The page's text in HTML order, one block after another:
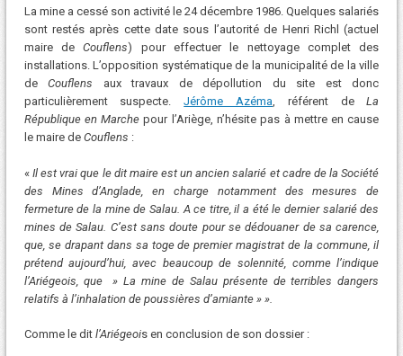
La mine a cessé son activité le 24 décembre 1986. Quelques salariés
sont restés après cette date sous l’autorité de Henri Richl (actuel
maire deCouflens) pour effectuer le nettoyage complet des
installations. L’opposition systématique de la municipalité de la ville
deCouflens aux travaux de dépollution du site est donc
particulièrement suspecte.Jérôme Azéma, référent deLa
République en Marche pour l’Ariège, n’hésite pas à mettre en cause
le maire de Couflens :
« Il est vrai que le dit maire est un ancien salarié et cadre de la Société
des Mines d’Anglade, en charge notamment des mesures de
fermeture de la mine de Salau. A ce titre, il a été le dernier salarié des
mines de Salau. C’est sans doute pour se dédouaner de sa carence,
que, se drapant dans sa toge de premier magistrat de la commune, il
prétend aujourd’hui, avec beaucoup de solennité, comme l’indique
l’Ariégeois, que » La mine de Salau présente de terribles dangers
relatifs à l’inhalation de poussières d’amiante » ».
Comme le dit l’Ariégeois en conclusion de son dossier :